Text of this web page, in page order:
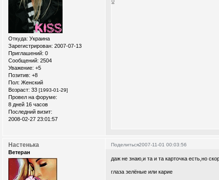
Откуда: Украина
Зарегистрирован: 2007-07-13
Приглашений: 0
Сообщений: 2504
Уважение: +5
Позитив: +8
Пол: Женский
Возраст: 33 [1993-01-29]
Провел на форуме:
8 дней 16 часов
Последний визит:
2008-02-27 23:01:57
Поделиться2007-11-01 00:03:56
Настенька
Ветеран
даж не знаю,и та и та карточка есть,но
глаза зелёные или карие